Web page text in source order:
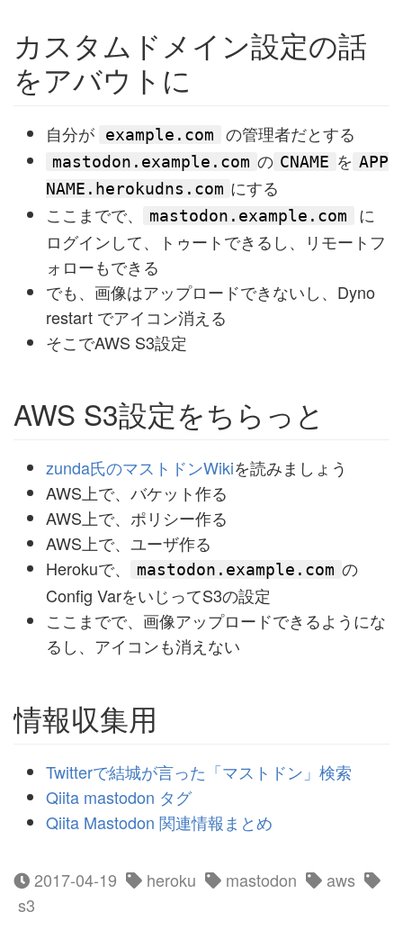
カスタムドメイン設定の話
をアバウトに
自分が example.com の管理者だとする
mastodon.example.com の CNAME を APP
NAME.herokudns.com にする
ここまでで、
mastodon.example.com
に
ログインして、トゥートできるし、リモートフ
ォローもできる
でも、画像はアップロードできないし、Dyno
restart でアイコン消える
そこでAWS S3設定
AWS S3設定をちらっと
zunda氏のマストドンWikiを読みましょう
AWS上で、バケット作る
AWS上で、ポリシー作る
AWS上で、ユーザ作る
Herokuで、
mastodon.example.com の
Config VarをいじってS3の設定
ここまでで、画像アップロードできるようにな
るし、アイコンも消えない
情報収集用
Twitterで結城が言った「マストドン」検索
Qiita mastodon タグ
Qiita Mastodon 関連情報まとめ
2017-04-19 heroku mastodon
aws
s3